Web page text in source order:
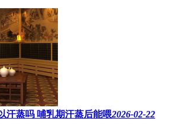
汗蒸吗 ​哺乳期汗蒸后能喂2026-02-22